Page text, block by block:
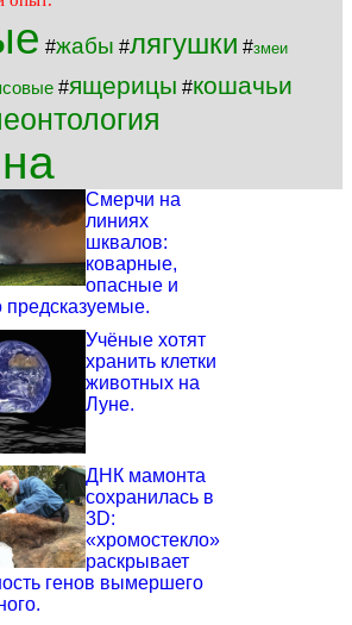
#жабы #лягушки #змеи
#ящерицы #кошачьи
Смерчи на
линиях
шквалов:
коварные,
опасные и
предсказуемые.
Учёные хотят
хранить клетки
животных на
Луне.
ДНК мамонта
сохранилась в
3D:
«хромостекло»
раскрывает
генов вымершего